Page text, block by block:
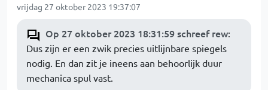
vrijdag 27 oktober 2023 19:37:07
Op 27 oktober 2023 18:31:59 schreef rew:
Dus zijn er een zwik precies uitlijnbare spiegels
nodig. En dan zit je ineens aan behoorlijk duur
mechanica spul vast.